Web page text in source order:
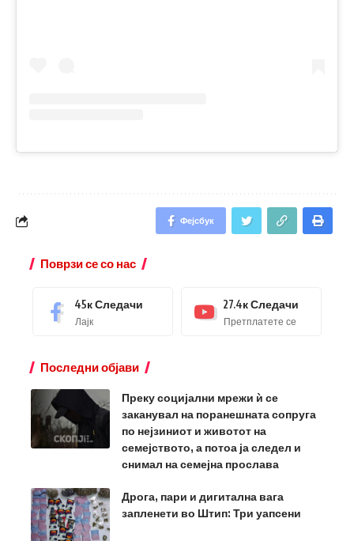
Фејсбук
Поврзи се со нас
45кСледачи
Лајк
27.4кСледачи
Претплатете се
Последни објави
Преку социјални мрежи ѝ се
заканувал на поранешната сопруга
по нејзиниот и животот на
семејството, а потоа ја следел и
снимал на семејна прослава
Дрога, пари и дигитална вага
запленети во Штип: Три уапсени